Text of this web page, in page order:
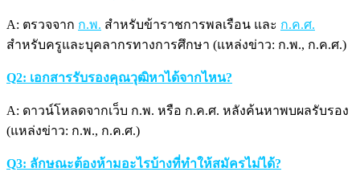
A: ตรวจจาก ก.พ. สำหรับข้าราชการพลเรือน และ ก.ค.ศ.
สำหรับครูและบุคลากรทางการศึกษา (แหล่งข่าว: ก.พ., ก.ค.ศ.)
Q2: เอกสารรับรองคุณวุฒิหาได้จากไหน?
A: ดาวน์โหลดจากเว็บ ก.พ. หรือ ก.ค.ศ. หลังค้นหาพบผลรับรอง
(แหล่งข่าว: ก.พ., ก.ค.ศ.)
Q3: ลักษณะต้องห้ามอะไรบ้างที่ทำให้สมัครไม่ได้?